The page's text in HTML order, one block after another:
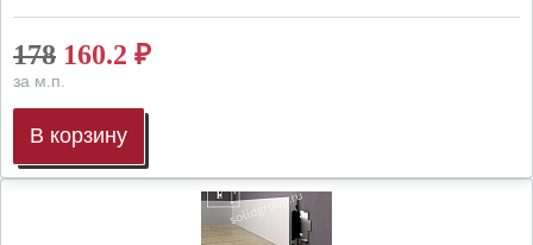
178 160.2 ₽
за м.п.
В корзину